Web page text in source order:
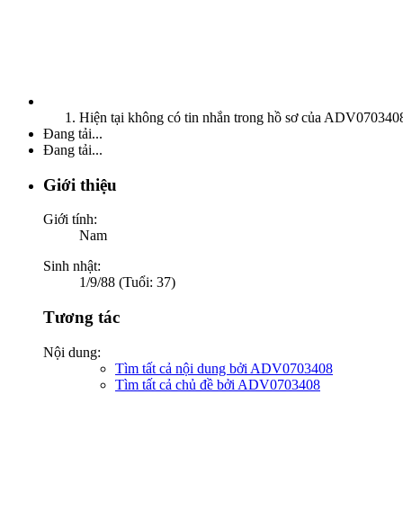
Hiện tại không có tin nhắn trong hồ sơ của
Đang tải...
Đang tải...
Giới thiệu
Giới tính:
Nam
Sinh nhật:
1/9/88 (Tuổi: 37)
Tương tác
Nội dung:
Tìm tất cả nội dung bởi ADV0703408
Tìm tất cả chủ đề bởi ADV0703408